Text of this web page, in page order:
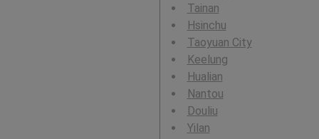
Tainan
Hsinchu
Taoyuan City
Keelung
Hualian
Nantou
Douliu
Yilan